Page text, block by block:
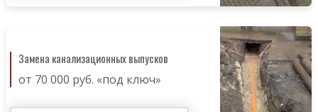
Замена канализационных выпусков
от 70 000 руб. «под ключ»